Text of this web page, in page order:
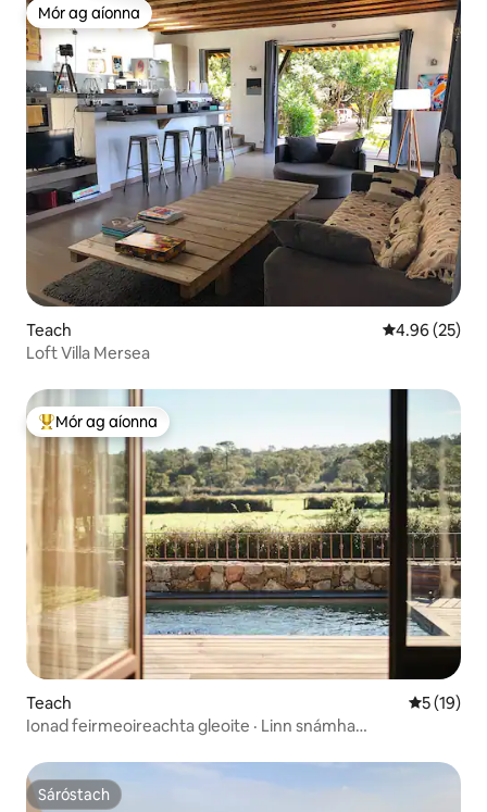
Mór ag aíonna
Mór ag aíonna
Teach Meánrátáil
4.96 (25)
Loft Villa Mersea
An-mhór ag aíonna
Mór ag aíonna
Teach
5 (19)
Ionad feirmeoireachta gleoite · Linn snámha
Sáróstach
Sáróstach